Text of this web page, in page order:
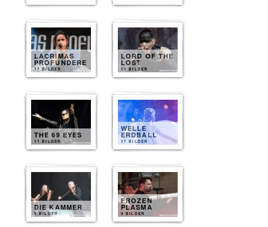
LACRIMAS
PROFUNDERE
11 BILDER
LORD OF THE
LOST
11 BILDER
THE 69 EYES
11 BILDER
WELLE
ERDBALL
11 BILDER
DIE KAMMER
9 BILDER
FROZEN
PLASMA
9 BILDER